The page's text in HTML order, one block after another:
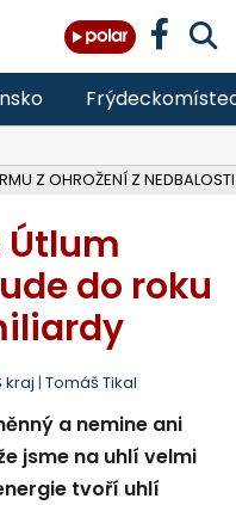
Z OHROŽENÍ Z NEDBALOSTI
Útlum
do roku
kraj | Tomáš Tikal
a nemine ani
jsme na uhlí velmi
tvoří uhlí